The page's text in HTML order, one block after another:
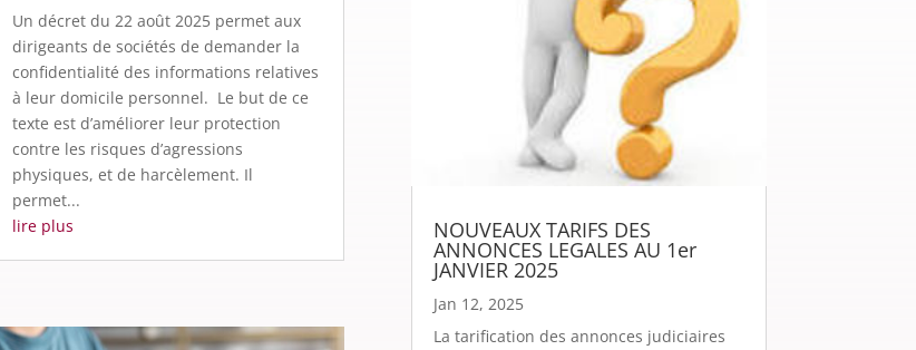
Un décret du 22 août 2025 permet aux
dirigeants de sociétés de demander la
confidentialité des informations relatives
à leur domicile personnel. Le but de ce
texte est d’améliorer leur protection
contre les risques d’agressions
physiques, et de harcèlement. Il
permet...
lire plus
NOUVEAUX TARIFS DES
ANNONCES LEGALES AU 1er
JANVIER 2025
Jan 12, 2025
La tarification des annonces judiciaires